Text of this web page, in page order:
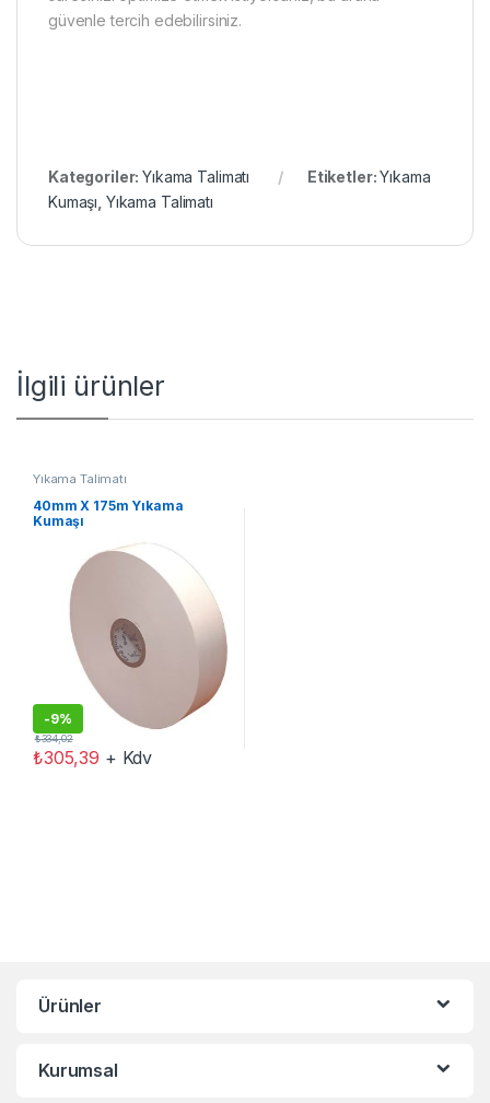
güvenle tercih edebilirsiniz.
Kategoriler:Yıkama Talimatı Etiketler:Yıkama
Kumaşı Yıkama Talimatı
İlgili ürünler
Yıkama Talimatı
40mm X 175m Yıkama
Kumaşı
-9%
₺305,39
₺334,02
+ Kdv
Ürünler
Kurumsal